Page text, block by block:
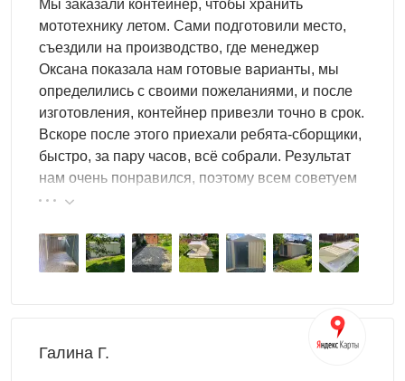
Мы заказали контейнер, чтобы хранить
мототехнику летом. Сами подготовили место,
съездили на производство, где менеджер
Оксана показала нам готовые варианты, мы
определились с своими пожеланиями, и после
изготовления, контейнер привезли точно в срок.
Вскоре после этого приехали ребята-сборщики,
быстро, за пару часов, всё собрали. Результат
нам очень понравился, поэтому всем советуем
эту фирму.
Галина Г.